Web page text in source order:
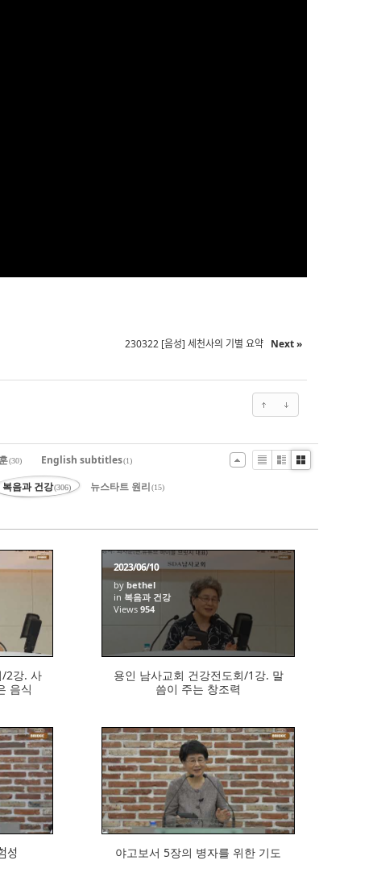
230322 [음성] 세천사의 기별 요약 Next »
(30) English subtitles(1)
복음과 건강(306) 뉴스타트 원리(15)
ListZineGallery
사
음식
2023/06/10
bybethel
in 복음과 건강
Views954
용인 남사교회 건강전도회/1강. 말
씀이 주는 창조력
1140
야고보서 5장의 병자를 위한 기도